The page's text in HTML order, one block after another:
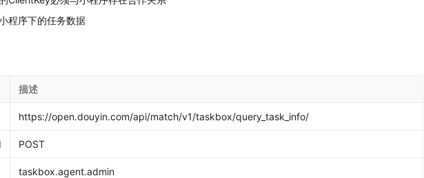
程序下的任务数据
描述
https://open.douyin.com/api/match/v1/taskbox/query_task_info/
POST
taskbox.agent.admin